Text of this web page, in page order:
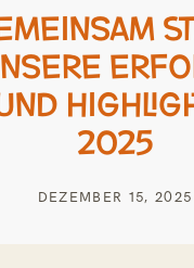
2025
DEZEMBER 15, 2025